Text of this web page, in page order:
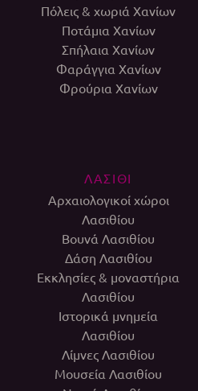
Πόλεις & χωριά Χανίων
Ποτάμια Χανίων
Σπήλαια Χανίων
Φαράγγια Χανίων
Φρούρια Χανίων
ΛΑΣΙΘΙ
Αρχαιολογικοί χώροι
Λασιθίου
Βουνά Λασιθίου
Δάση Λασιθίου
Εκκλησίες & μοναστήρια
Λασιθίου
Ιστορικά μνημεία
Λασιθίου
Λίμνες Λασιθίου
Μουσεία Λασιθίου